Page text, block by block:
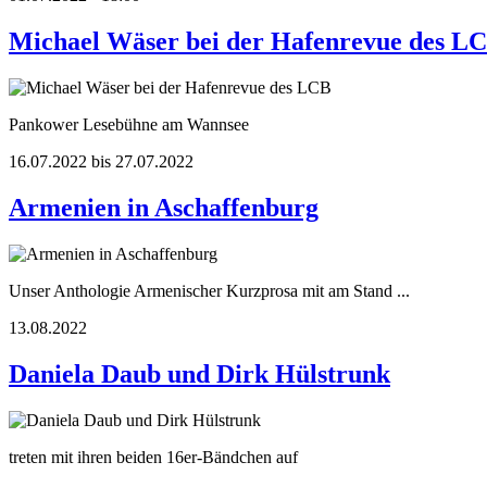
Michael Wäser bei der Hafenrevue des
Pankower Lesebühne am Wannsee
16.07.2022 bis 27.07.2022
Armenien in Aschaffenburg
Unser Anthologie Armenischer Kurzprosa mit am Stand ...
13.08.2022
Daniela Daub und Dirk Hülstrunk
treten mit ihren beiden 16er-Bändchen auf